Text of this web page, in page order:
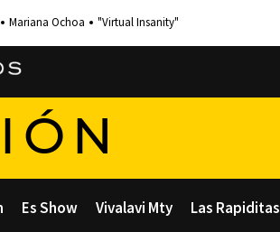
Mariana Ochoa "Virtual Insanity"
Es Show Vivalavi Mty Las Rapiditas